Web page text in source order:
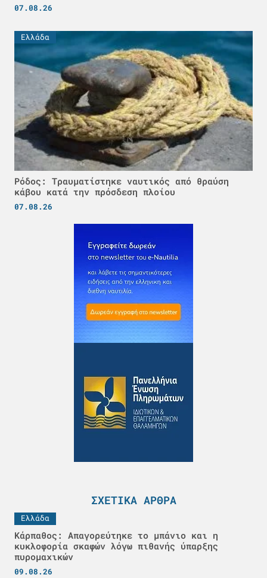
07.08.26
Ελλάδα
Ρόδος: Τραυματίστηκε ναυτικός από θραύση
κάβου κατά την πρόσδεση πλοίου
07.08.26
ΣΧΕΤΙΚΆ ΆΡΘΡΑ
Ελλάδα
Κάρπαθος: Απαγορεύτηκε το μπάνιο και η
κυκλοφορία σκαφών λόγω πιθανής ύπαρξης
πυρομαχικών
09.08.26